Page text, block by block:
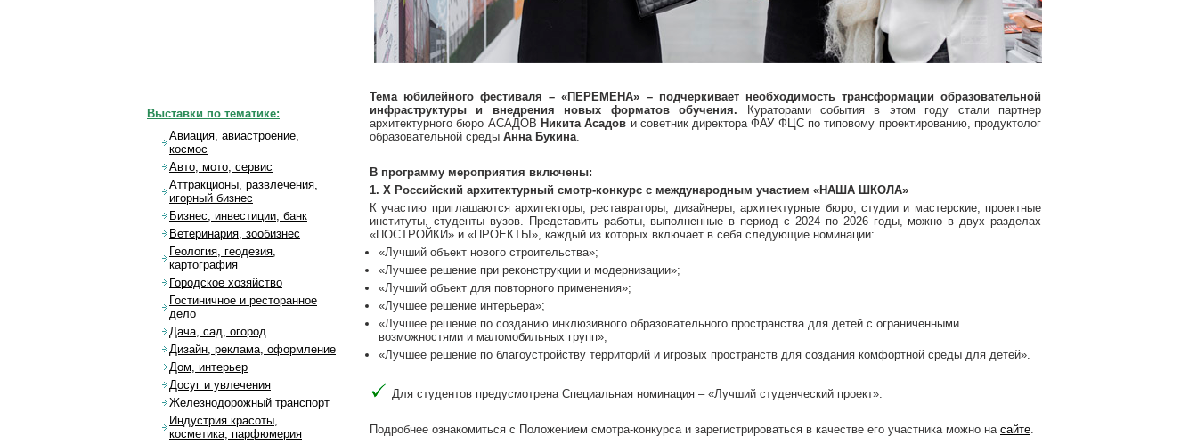
Тема юбилейного фестиваля – «ПЕРЕМЕНА» – подчеркивает необходимость трансформации образовательной
инфраструктуры и внедрения новых форматов обучения.
Кураторами события в этом году стали партнер
архитектурного бюро АСАДОВ Никита Асадов и советник директора ФАУ ФЦС по типовому проектированию, продуктолог
образовательной среды Анна Букина.
В программу мероприятия включены:
1. X Российский архитектурный смотр-конкурс с международным участием «НАША ШКОЛА»
К участию приглашаются архитекторы, реставраторы, дизайнеры, архитектурные бюро, студии и мастерские, проектные
институты, студенты вузов. Представить работы, выполненные в период с 2024 по 2026 годы, можно в двух разделах
«ПОСТРОЙКИ» и «ПРОЕКТЫ», каждый из которых включает в себя следующие номинации:
«Лучший объект нового строительства»;
«Лучшее решение при реконструкции и модернизации»;
«Лучший объект для повторного применения»;
«Лучшее решение интерьера»;
«Лучшее решение по созданию инклюзивного образовательного пространства для детей с ограниченными
возможностями и маломобильных групп»;
«Лучшее решение по благоустройству территорий и игровых пространств для создания комфортной среды для детей».
Для студентов предусмотрена Специальная номинация – «Лучший студенческий проект».
Подробнее ознакомиться с Положением смотра-конкурса и зарегистрироваться в качестве его участника можно на сайте.
Выставки по тематике:
Авиация, авиастроение,
космос
Авто, мото, сервис
Аттракционы, развлечения,
игорный бизнес
Бизнес, инвестиции, банк
Ветеринария, зообизнес
Геология, геодезия,
картография
Городское хозяйство
Гостиничное и ресторанное
дело
Дача, сад, огород
Дизайн, реклама, оформление
Дом, интерьер
Досуг и увлечения
Железнодорожный транспорт
Индустрия красоты,
косметика, парфюмерия